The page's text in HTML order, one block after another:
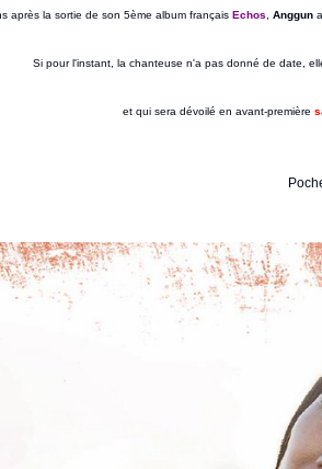
après la sortie de son 5ème album français Echos Anggun
Si pour l'instant, la chanteuse n'a pas donné de date,
et qui sera dévoilé en avant-première